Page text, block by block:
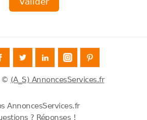
© (A_S) AnnoncesServices.fr
AnnoncesServices.fr
? Réponses !